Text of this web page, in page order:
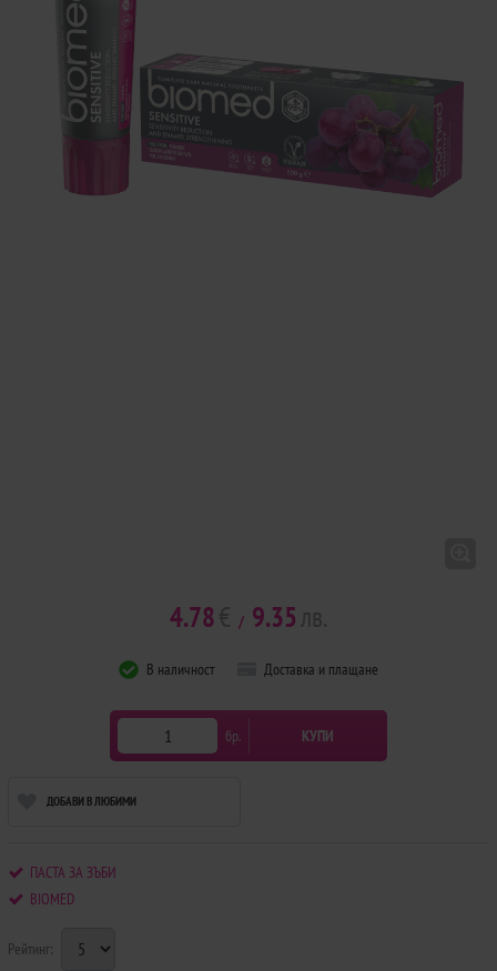
4.78 / 9.35
В наличност Доставка и плащане
бр. КУПИ
ДОБАВИ В ЛЮБИМИ
ПАСТА ЗА ЗЪБИ
BIOMED
Рейтинг: